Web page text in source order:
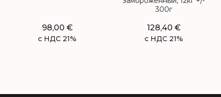
98,00 €
с НДС 21%
300г
128,40 €
с НДС 21%